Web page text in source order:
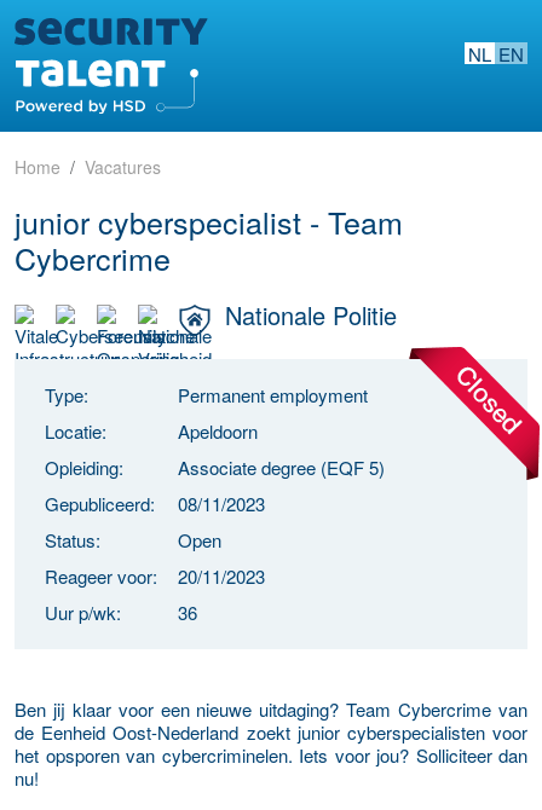
NL EN
Home Vacatures
junior cyberspecialist - Team
Cybercrime
Nationale Politie
Type:
Permanent employment
Locatie:
Apeldoorn
Opleiding:
Associate degree (EQF 5)
Gepubliceerd:
08/11/2023
Status:
Open
Reageer voor:
20/11/2023
Uur p/wk:
36
Ben jij klaar voor een nieuwe uitdaging? Team Cybercrime van
de Eenheid Oost-Nederland zoekt junior cyberspecialisten voor
het opsporen van cybercriminelen. Iets voor jou? Solliciteer dan
nu!